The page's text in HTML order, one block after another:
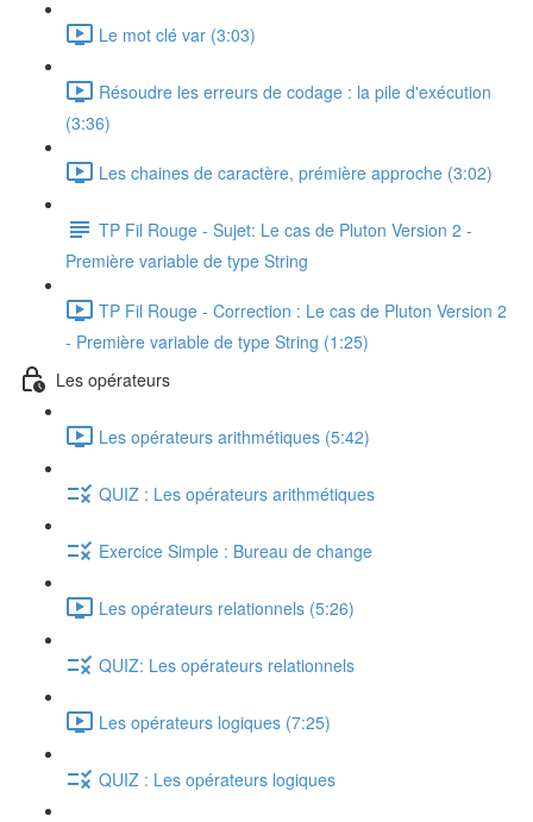
Le mot clé var (3:03)
Résoudre les erreurs de codage : la pile d'exécution
(3:36)
Les chaines de caractère, prémière approche (3:02)
TP Fil Rouge - Sujet: Le cas de Pluton Version 2 -
Première variable de type String
TP Fil Rouge - Correction : Le cas de Pluton Version 2
- Première variable de type String (1:25)
Les opérateurs
Les opérateurs arithmétiques (5:42)
QUIZ : Les opérateurs arithmétiques
Exercice Simple : Bureau de change
Les opérateurs relationnels (5:26)
QUIZ: Les opérateurs relationnels
Les opérateurs logiques (7:25)
QUIZ : Les opérateurs logiques